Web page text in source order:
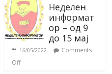
Неделен
информат
ор – од 9
до 15 мај
16/05/2022
Comments
Off